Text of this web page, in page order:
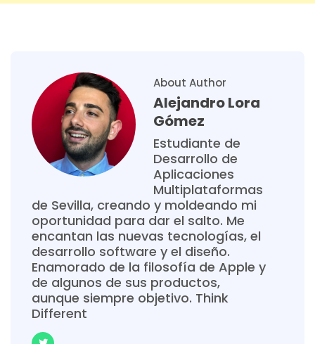
About Author
Alejandro Lora
Gómez
Estudiante de
Desarrollo de
Aplicaciones
Multiplataformas
de Sevilla, creando y moldeando mi
oportunidad para dar el salto. Me
encantan las nuevas tecnologías, el
desarrollo software y el diseño.
Enamorado de la filosofía de Apple y
de algunos de sus productos,
aunque siempre objetivo. Think
Different